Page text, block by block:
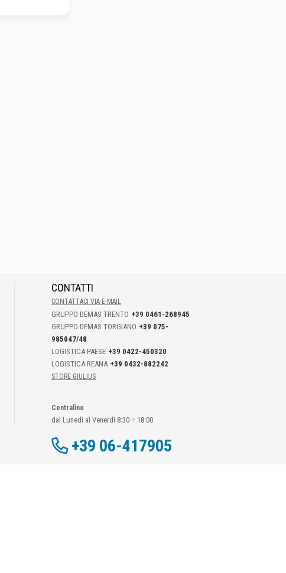
CONTATTI
CONTATTACI VIA E-MAIL
GRUPPO DEMAS TRENTO +39 0461-268945
GRUPPO DEMAS TORGIANO +39 075-
985047/48
LOGISTICA PAESE +39 0422-450320
LOGISTICA REANA +39 0432-882242
STORE GIULIUS
Centralino
dal Lunedì al Venerdì 8:30 ÷ 18:00
+39 06-417905